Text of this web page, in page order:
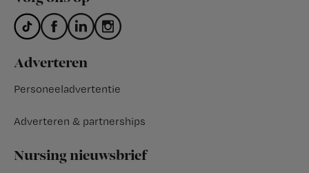
Adverteren
Personeeladvertentie
Adverteren & partnerships
Nursing nieuwsbrief